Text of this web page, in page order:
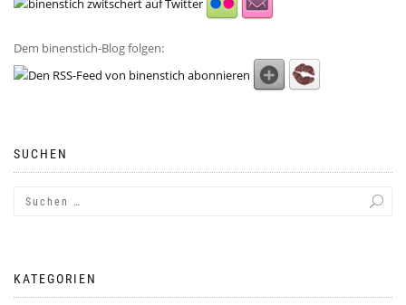
Dem binenstich-Blog folgen:
SUCHEN
KATEGORIEN